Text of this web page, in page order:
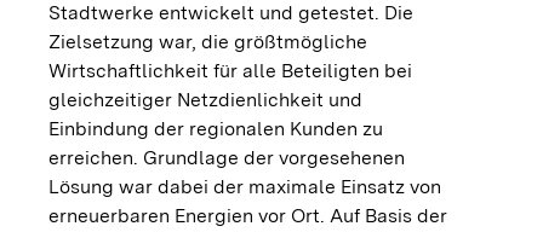
Stadtwerke entwickelt und getestet. Die
Zielsetzung war, die größtmögliche
Wirtschaftlichkeit für alle Beteiligten bei
gleichzeitiger Netzdienlichkeit und
Einbindung der regionalen Kunden zu
erreichen. Grundlage der vorgesehenen
Lösung war dabei der maximale Einsatz von
erneuerbaren Energien vor Ort. Auf Basis der